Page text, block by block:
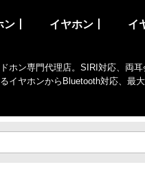
丨 イヤホン丨 イ
ホン専門代理店。SIRI対応、両
イヤホンからBluetooth対応、最